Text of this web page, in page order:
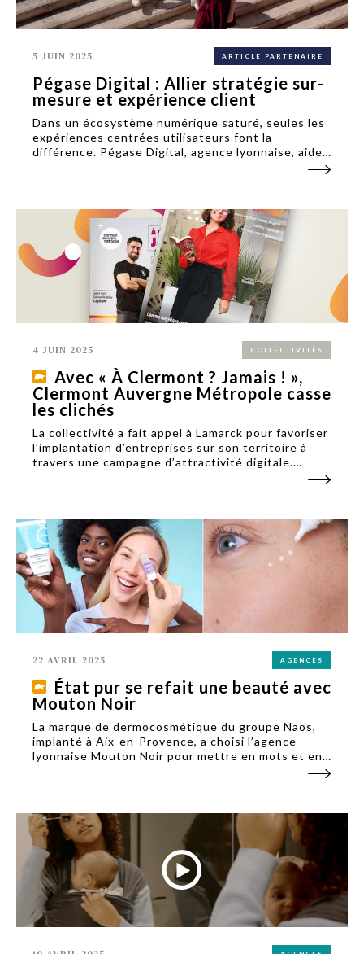
5 JUIN 2025 ARTICLE PARTENAIRE
Pégase Digital : Allier stratégie sur-
mesure et expérience client
Dans un écosystème numérique saturé, seules les
expériences centrées utilisateurs font la
différence. Pégase Digital, agence lyonnaise, aide
4 JUIN 2025 COLLECTIVITÉS
Avec « À Clermont ? Jamais ! »,
Clermont Auvergne Métropole casse
les clichés
La collectivité a fait appel à Lamarck pour favoriser
l’implantation d’entreprises sur son territoire à
travers une campagne d’attractivité digitale.
L’agence clermontoise a détourné les clichés pour
22 AVRIL 2025 AGENCES
État pur se refait une beauté avec
Mouton Noir
La marque de dermocosmétique du groupe Naos,
implanté à Aix-en-Provence, a choisi l’agence
lyonnaise Mouton Noir pour mettre en mots et en
images son repositionnement, contenus déployés